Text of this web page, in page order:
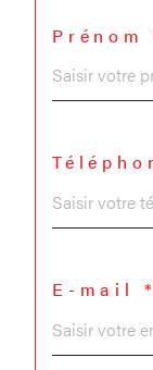
Prénom
E-mail *